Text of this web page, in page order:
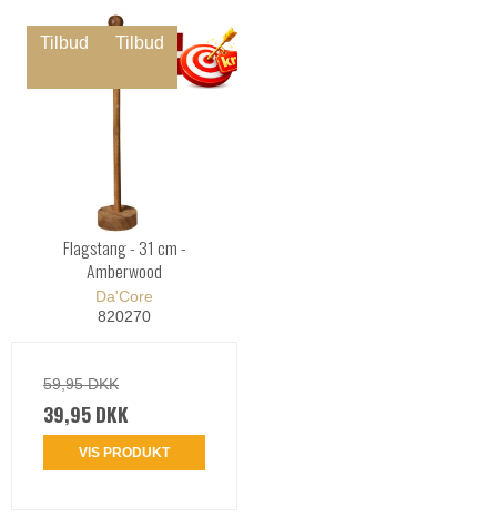
Tilbud Tilbud
Flagstang - 31 cm -
Amberwood
Da'Core
820270
59,95 DKK
39,95 DKK
VIS PRODUKT